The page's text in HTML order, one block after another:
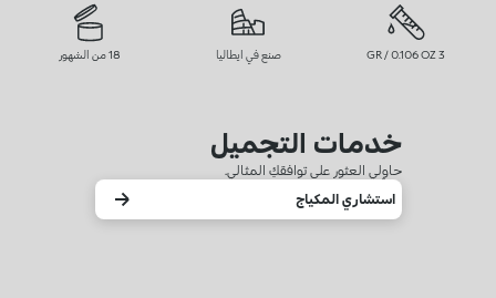
3 GR / 0.106 OZ صنع في ايطاليا 18 من الشهور
خدمات التجميل
حاوِلي العثور على توافقكِ المثالي.
استشاري المكياج